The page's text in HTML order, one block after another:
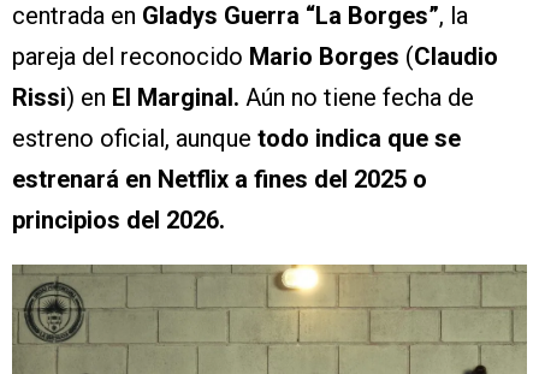
centrada en Gladys Guerra “La Borges”, la
pareja del reconocido Mario Borges (Claudio
Rissi) en El Marginal. Aún no tiene fecha de
estreno oficial, aunque todo indica que se
estrenará en Netflix a fines del 2025 o
principios del 2026.